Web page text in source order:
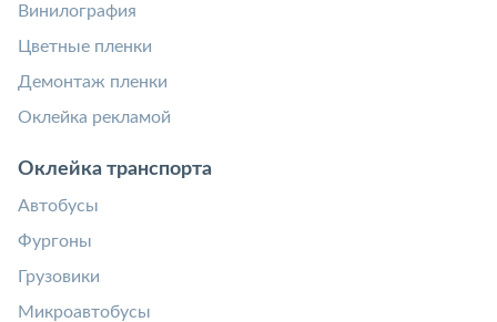
Винилография
Цветные пленки
Демонтаж пленки
Оклейка рекламой
Оклейка транспорта
Автобусы
Фургоны
Грузовики
Микроавтобусы